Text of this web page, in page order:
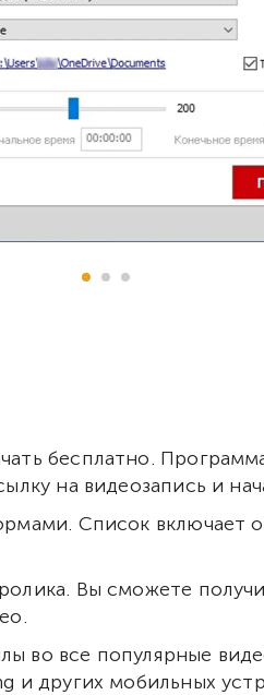
бесплатно.
на видеозапись и
Список включает
Вы сможете
во все популярные
и других мобильных